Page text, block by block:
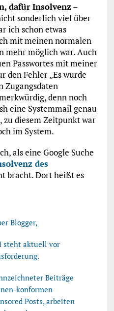
dafür Insolvenz–
sonderlich viel über
ich schon etwas
mit meinen normalen
mehr möglich war. Auch
Passwortes mit meiner
den Fehler „Es wurde
Zugangsdaten
denn noch
eine Systemmail genau
zu diesem Zeitpunkt war
im System.
als eine Google Suche
des
bracht. Dort heißt es
Blogger,
steht aktuell vor
Beiträge
konformen
Posts, arbeiten